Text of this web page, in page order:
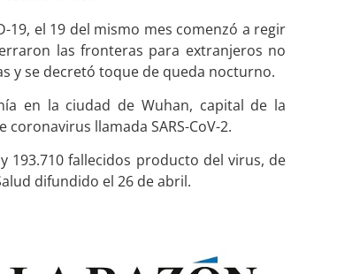
19, el 19 del mismo mes comenzó a regir
las fronteras para extranjeros no
y se decretó toque de queda nocturno.
en la ciudad de Wuhan, capital de la
llamada SARS-CoV-2.
193.710 fallecidos producto del virus, de
difundido el 26 de abril.